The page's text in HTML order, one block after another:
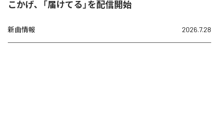
こかげ、「届けてる」を配信開始
新曲情報 2026.7.28